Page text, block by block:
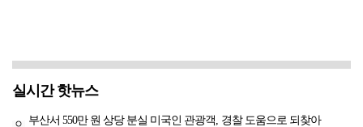
실시간 핫뉴스
부산서 550만 원 상당 분실 미국인 관광객, 경찰 도움으로 되찾아